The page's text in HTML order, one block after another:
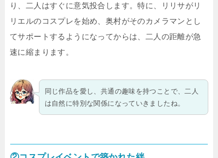
り、二人はすぐに意気投合します。特に、リリサがリ
リエルのコスプレを始め、奥村がそのカメラマンとし
てサポートするようになってからは、二人の距離が急
速に縮まります。
同じ作品を愛し、共通の趣味を持つことで、二人
は自然に特別な関係になっていきましたね。